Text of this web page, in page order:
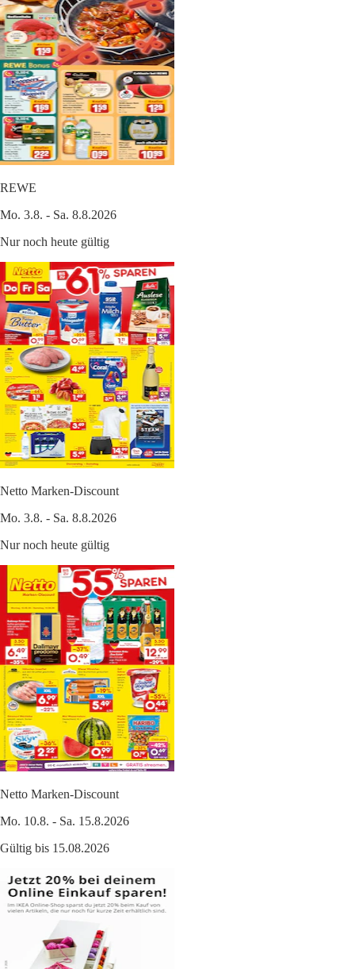
REWE
Mo. 3.8. - Sa. 8.8.2026
Nur noch heute gültig
Netto Marken-Discount
Mo. 3.8. - Sa. 8.8.2026
Nur noch heute gültig
Netto Marken-Discount
Mo. 10.8. - Sa. 15.8.2026
Gültig bis 15.08.2026